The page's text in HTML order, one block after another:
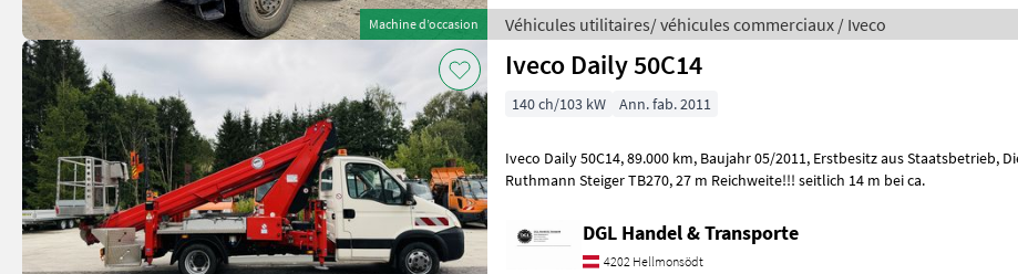
Machine d’occasion Véhicules utilitaires/ véhicules commerciaux / Iveco
Iveco Daily 50C14
140 ch/103 kW Ann. fab. 2011
Iveco Daily 50C14, 89.000 km, Baujahr 05/2011, Erstbesitz aus Staatsbetrieb, Diesel, 3sitzig,
Ruthmann Steiger TB270, 27 m Reichweite!!! seitlich 14 m bei ca.
DGL Handel & Transporte
4202 Hellmonsödt